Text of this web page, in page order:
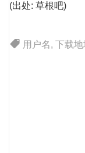
(出处: 草根吧)
用户名,下载地